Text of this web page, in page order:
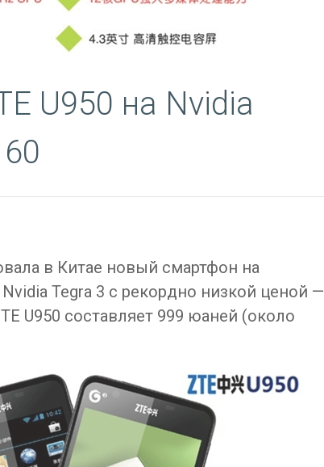
U950 на Nvidia
в Китае новый смартфон на
Tegra 3 с рекордно низкой ценой —
U950 составляет 999 юаней (около